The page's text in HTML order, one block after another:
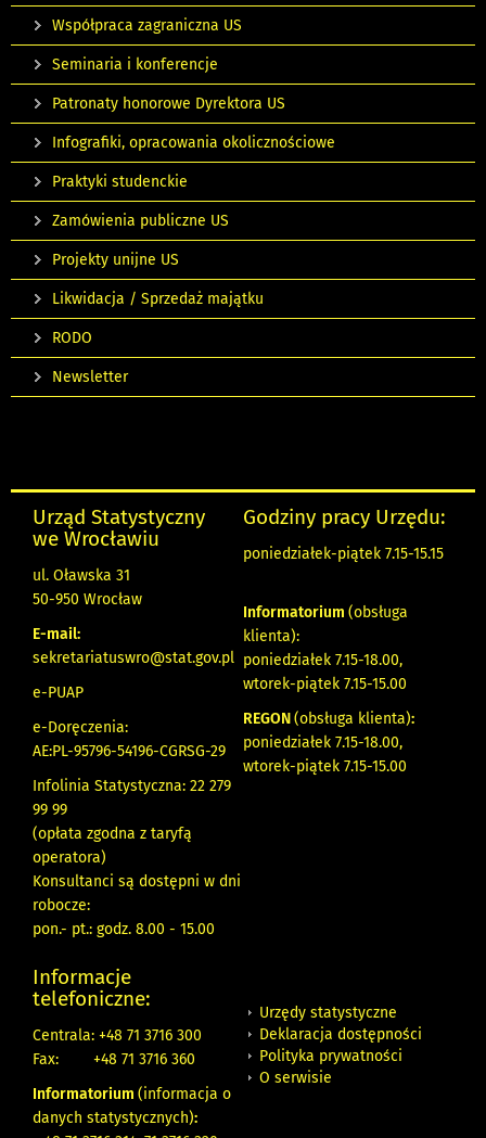
Współpraca zagraniczna US
Seminaria i konferencje
Patronaty honorowe Dyrektora US
Infografiki, opracowania okolicznościowe
Praktyki studenckie
Zamówienia publiczne US
Projekty unijne US
Likwidacja / Sprzedaż majątku
RODO
Newsletter
Urząd Statystyczny
we Wrocławiu
ul. Oławska 31
50-950 Wrocław
E-mail:
sekretariatuswro@stat.gov.pl
e-PUAP
e-Doręczenia:
AE:PL-95796-54196-CGRSG-29
Infolinia Statystyczna: 22 279
99 99
(opłata zgodna z taryfą
operatora)
Konsultanci są dostępni w dni
robocze:
pon.- pt.: godz. 8.00 - 15.00
Godziny pracy Urzędu:
poniedziałek-piątek 7.15-15.15
Informatorium (obsługa
klienta):
poniedziałek 7.15-18.00,
wtorek-piątek 7.15-15.00
REGON(obsługa klienta):
poniedziałek 7.15-18.00,
wtorek-piątek 7.15-15.00
Informacje
telefoniczne:
Centrala: +48 71 3716 300
Fax:
+48 71 3716 360
Informatorium (informacja o
danych statystycznych):
Urzędy statystyczne
Deklaracja dostępności
Polityka prywatności
O serwisie